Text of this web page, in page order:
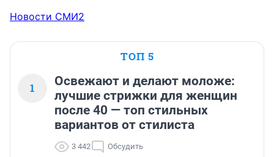
Новости СМИ2
ТОП 5
1
Освежают и делают моложе:
лучшие стрижки для женщин
после 40 — топ стильных
вариантов от стилиста
3 442 Обсудить